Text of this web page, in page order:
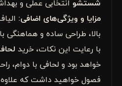
شستشو انتخابی عملی و
مزایا و ویژگی‌های اضافی:
بالا، طراحی ساده و هماهنگی
با رعایت این نکات، خرید
خواهد بود و لحافی با دوام،
فصول خواهید داشت که علاوه